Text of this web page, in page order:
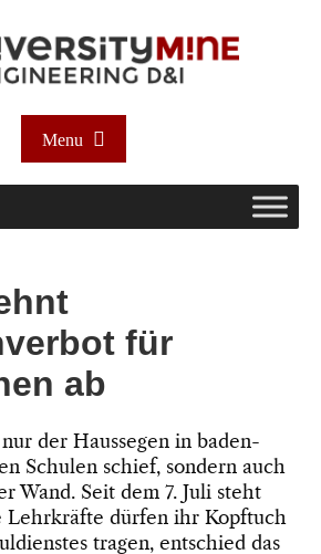
Menu
für
ab
der Haussegen in baden-
Schulen schief, sondern auch
Wand. Seit dem 7. Juli steht
Lehrkräfte dürfen ihr Kopftuch
tragen, entschied das